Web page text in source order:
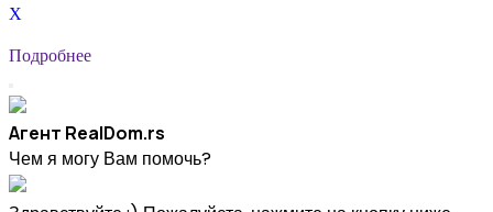
X
Подробнее
Агент RealDom.rs
Чем я могу Вам помочь?